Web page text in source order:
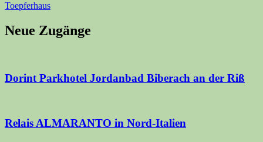
Toepferhaus
Neue Zugänge
Dorint Parkhotel Jordanbad Biberach an der Riß
Relais ALMARANTO in Nord-Italien